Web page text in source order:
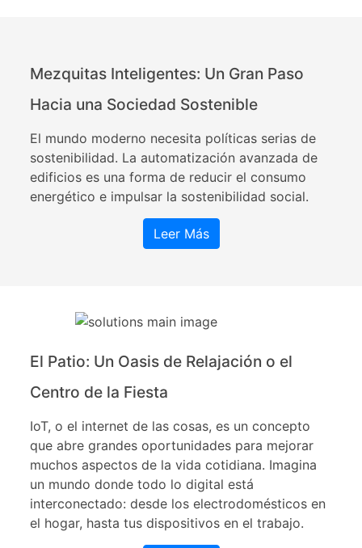
Mezquitas Inteligentes: Un Gran Paso
Hacia una Sociedad Sostenible
El mundo moderno necesita políticas serias de
sostenibilidad. La automatización avanzada de
edificios es una forma de reducir el consumo
energético e impulsar la sostenibilidad social.
Leer Más
El Patio: Un Oasis de Relajación o el
Centro de la Fiesta
IoT, o el internet de las cosas, es un concepto
que abre grandes oportunidades para mejorar
muchos aspectos de la vida cotidiana. Imagina
un mundo donde todo lo digital está
interconectado: desde los electrodomésticos en
el hogar, hasta tus dispositivos en el trabajo.